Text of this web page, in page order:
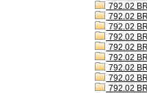
792.02
792.02
792.02
792.02
792.02
792.02
792.02
792.02
792.02